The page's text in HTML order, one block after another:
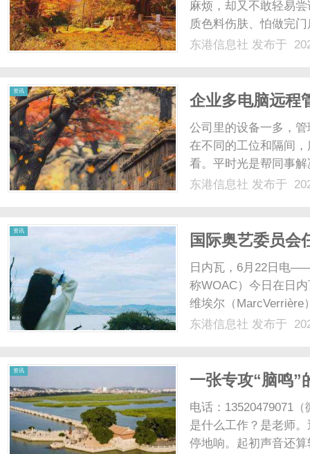
麻烦，却又不敢轻易
质色料伤肤、怕做完
真的很深，小白最容
东港信息社 发布于
资讯
企业多电脑远程
公司里的设备一多，
在不同的工位和隔间
看。平时光是帮同事
提定期要做的系统检
东港信息社 发布于
资讯
国际奥艺委员会
日内瓦，6月22日电
称WOAC）今日在日
维埃尔（MarcVerrière
接任主席一职，执掌
东港信息社 发布于
资讯
一张专攻“脑鸣”
气拽回来
电话：13520479071
是什么工作？是老师
停地响。起初声音还